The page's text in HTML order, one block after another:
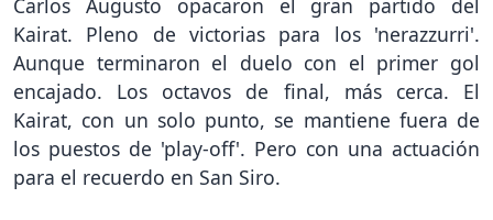
Kairat. Pleno de victorias para los 'nerazzurri'.
Aunque terminaron el duelo con el primer gol
encajado. Los octavos de final, más cerca. El
Kairat, con un solo punto, se mantiene fuera de
los puestos de 'play-off'. Pero con una actuación
para el recuerdo en San Siro.